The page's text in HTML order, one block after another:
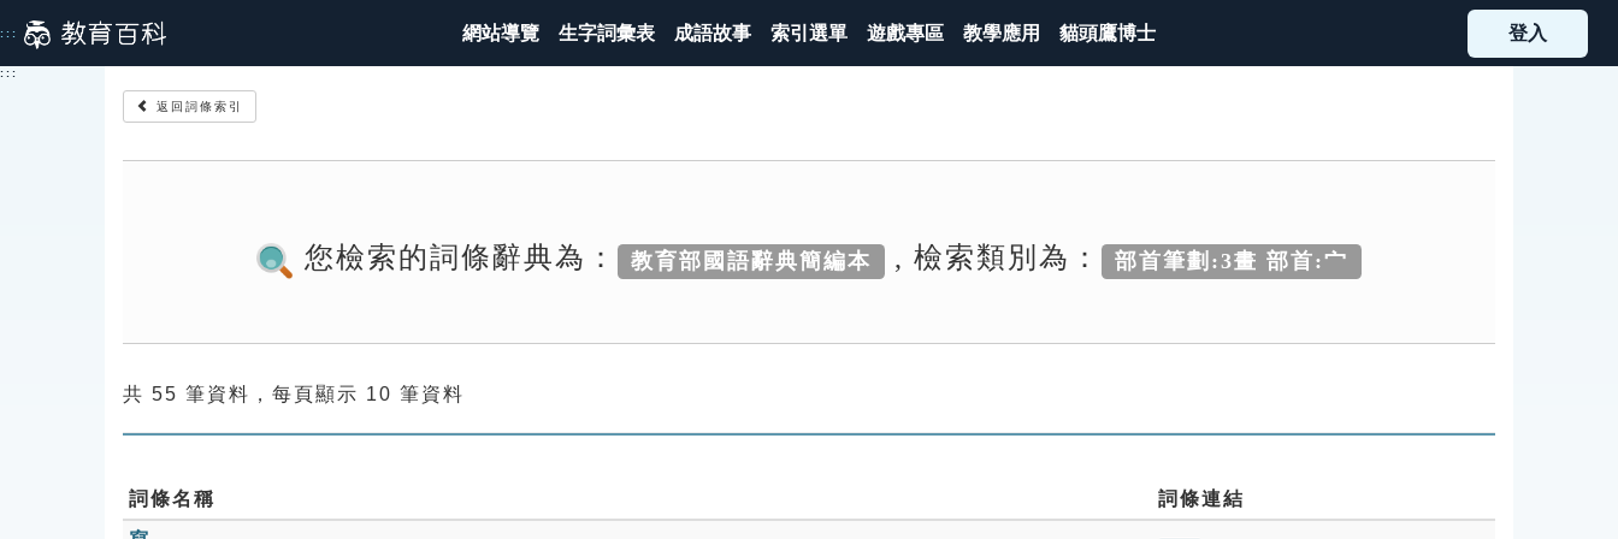
到
主
::: 網站導覽 生字詞彙表 成語故事 索引選單 遊戲專區 教學應用 貓頭鷹博士 登入
:::
返回詞條索引
您檢索的詞條辭典為： 教育部國語辭典簡編本 , 檢索類別為： 部首筆劃:3畫 部首:宀
共 55 筆資料，每頁顯示 10 筆資料
詞條名稱
詞條連結